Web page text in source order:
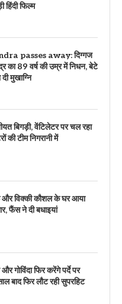
हिंदी फिल्म
passes away: दिग्गज
का 89 वर्ष की उम्र में निधन, बेटे
मुखाग्नि
बिगड़ी, वेंटिलेटर पर चल रहा
की टीम निगरानी में
विक्की कौशल के घर आया
फैंस ने दी बधाइयां
गोविंदा फिर करेंगे पर्दे पर
बाद फिर लौट रही सुपरहिट